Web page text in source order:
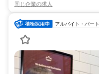
同じ企業の求人
アルバイト・パート